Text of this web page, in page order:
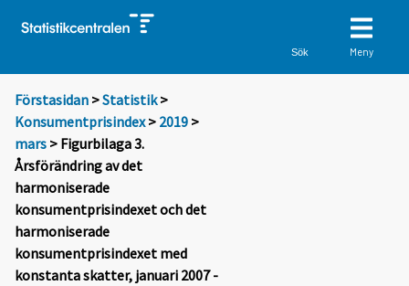
Sök Meny
Förstasidan >Statistik >
Konsumentprisindex> 2019 >
mars > Figurbilaga 3.
Årsförändring av det
harmoniserade
konsumentprisindexet och det
harmoniserade
konsumentprisindexet med
konstanta skatter, januari 2007 -